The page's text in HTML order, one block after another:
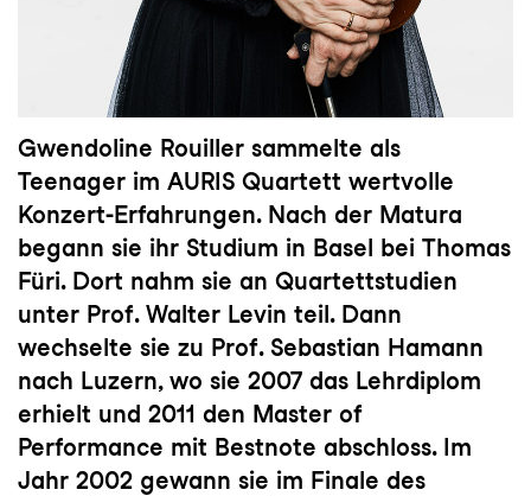
Gwendoline Rouiller sammelte als
Teenager im AURIS Quartett wertvolle
Konzert-Erfahrungen. Nach der Matura
begann sie ihr Studium in Basel bei Thomas
Füri. Dort nahm sie an Quartettstudien
unter Prof. Walter Levin teil. Dann
wechselte sie zu Prof. Sebastian Hamann
nach Luzern, wo sie 2007 das Lehrdiplom
erhielt und 2011 den Master of
Performance mit Bestnote abschloss. Im
Jahr 2002 gewann sie im Finale des